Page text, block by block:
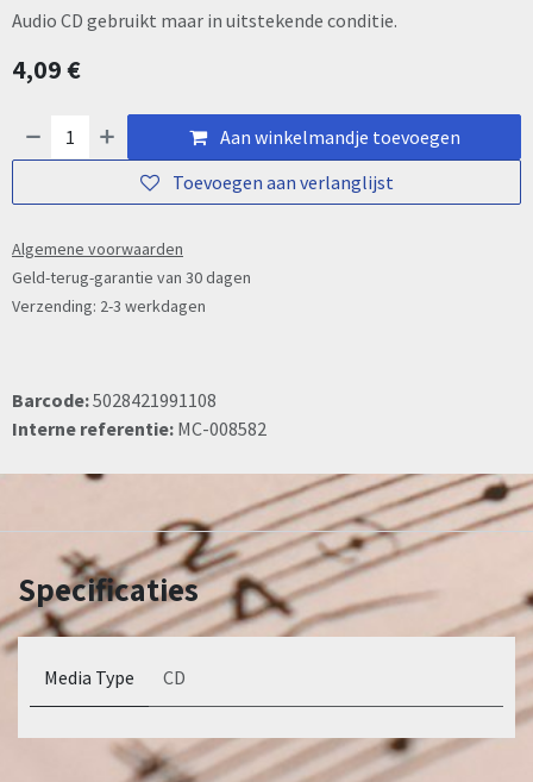
Audio CD gebruikt maar in uitstekende conditie.
4,09€
Aan winkelmandje toevoegen
Toevoegen aan verlanglijst
Algemene voorwaarden
Geld-terug-garantie van 30 dagen
Verzending: 2-3 werkdagen
Barcode:5028421991108
Interne referentie: MC-008582
Specificaties
Media Type CD